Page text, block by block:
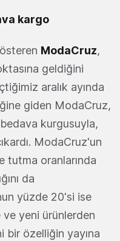
kargo
ModaCruz,
geldiğini
aralık ayında
giden ModaCruz,
kurgusuyla,
ModaCruz'un
tutma oranlarında
da
yüzde 20'si ise
yeni ürünlerden
bir özelliğin yayına